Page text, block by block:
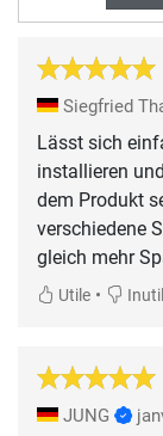
Siegfried
Lässt sich
installieren
dem Produkt
verschiedene
gleich mehr
Utile •
JUNG